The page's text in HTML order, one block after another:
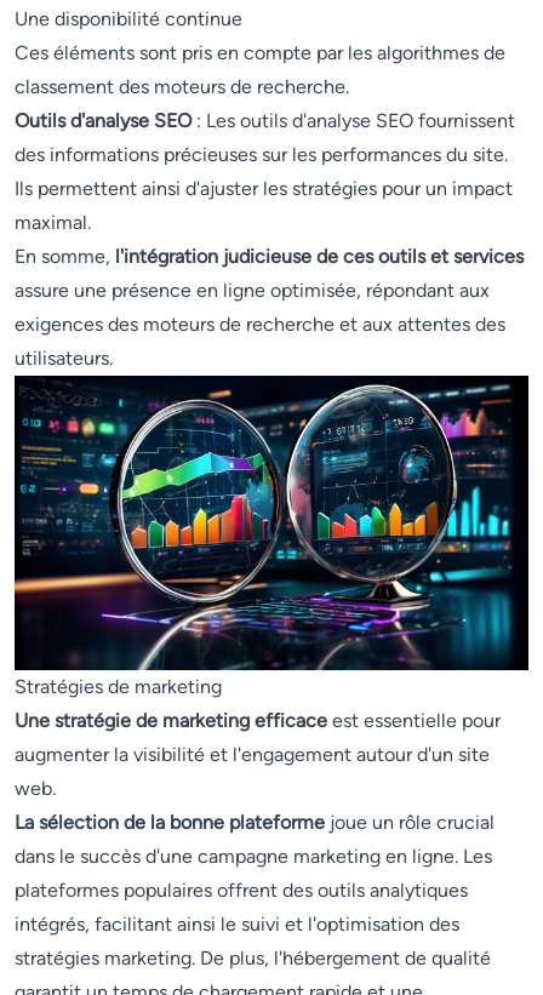
Une disponibilité continue
Ces éléments sont pris en compte par les algorithmes de
classement des moteurs de recherche.
Outils d'analyse SEO: Les outils d'analyse SEO fournissent
des informations précieuses sur les performances du site.
Ils permettent ainsi d'ajuster les stratégies pour un impact
maximal.
En somme, l'intégration judicieuse de ces outils et services
assure une présence en ligne optimisée, répondant aux
exigences des moteurs de recherche et aux attentes des
utilisateurs.
Stratégies de marketing
Une stratégie de marketing efficace est essentielle pour
augmenter la visibilité et l'engagement autour d'un site
web.
La sélection de la bonne plateforme joue un rôle crucial
dans le succès d'une campagne marketing en ligne. Les
plateformes populaires offrent des outils analytiques
intégrés, facilitant ainsi le suivi et l'optimisation des
stratégies marketing. De plus, l'hébergement de qualité